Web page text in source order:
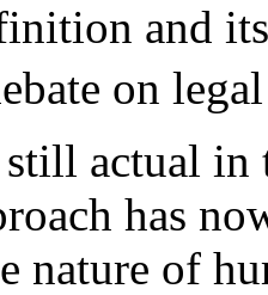
and
on
actual in
has
nature of